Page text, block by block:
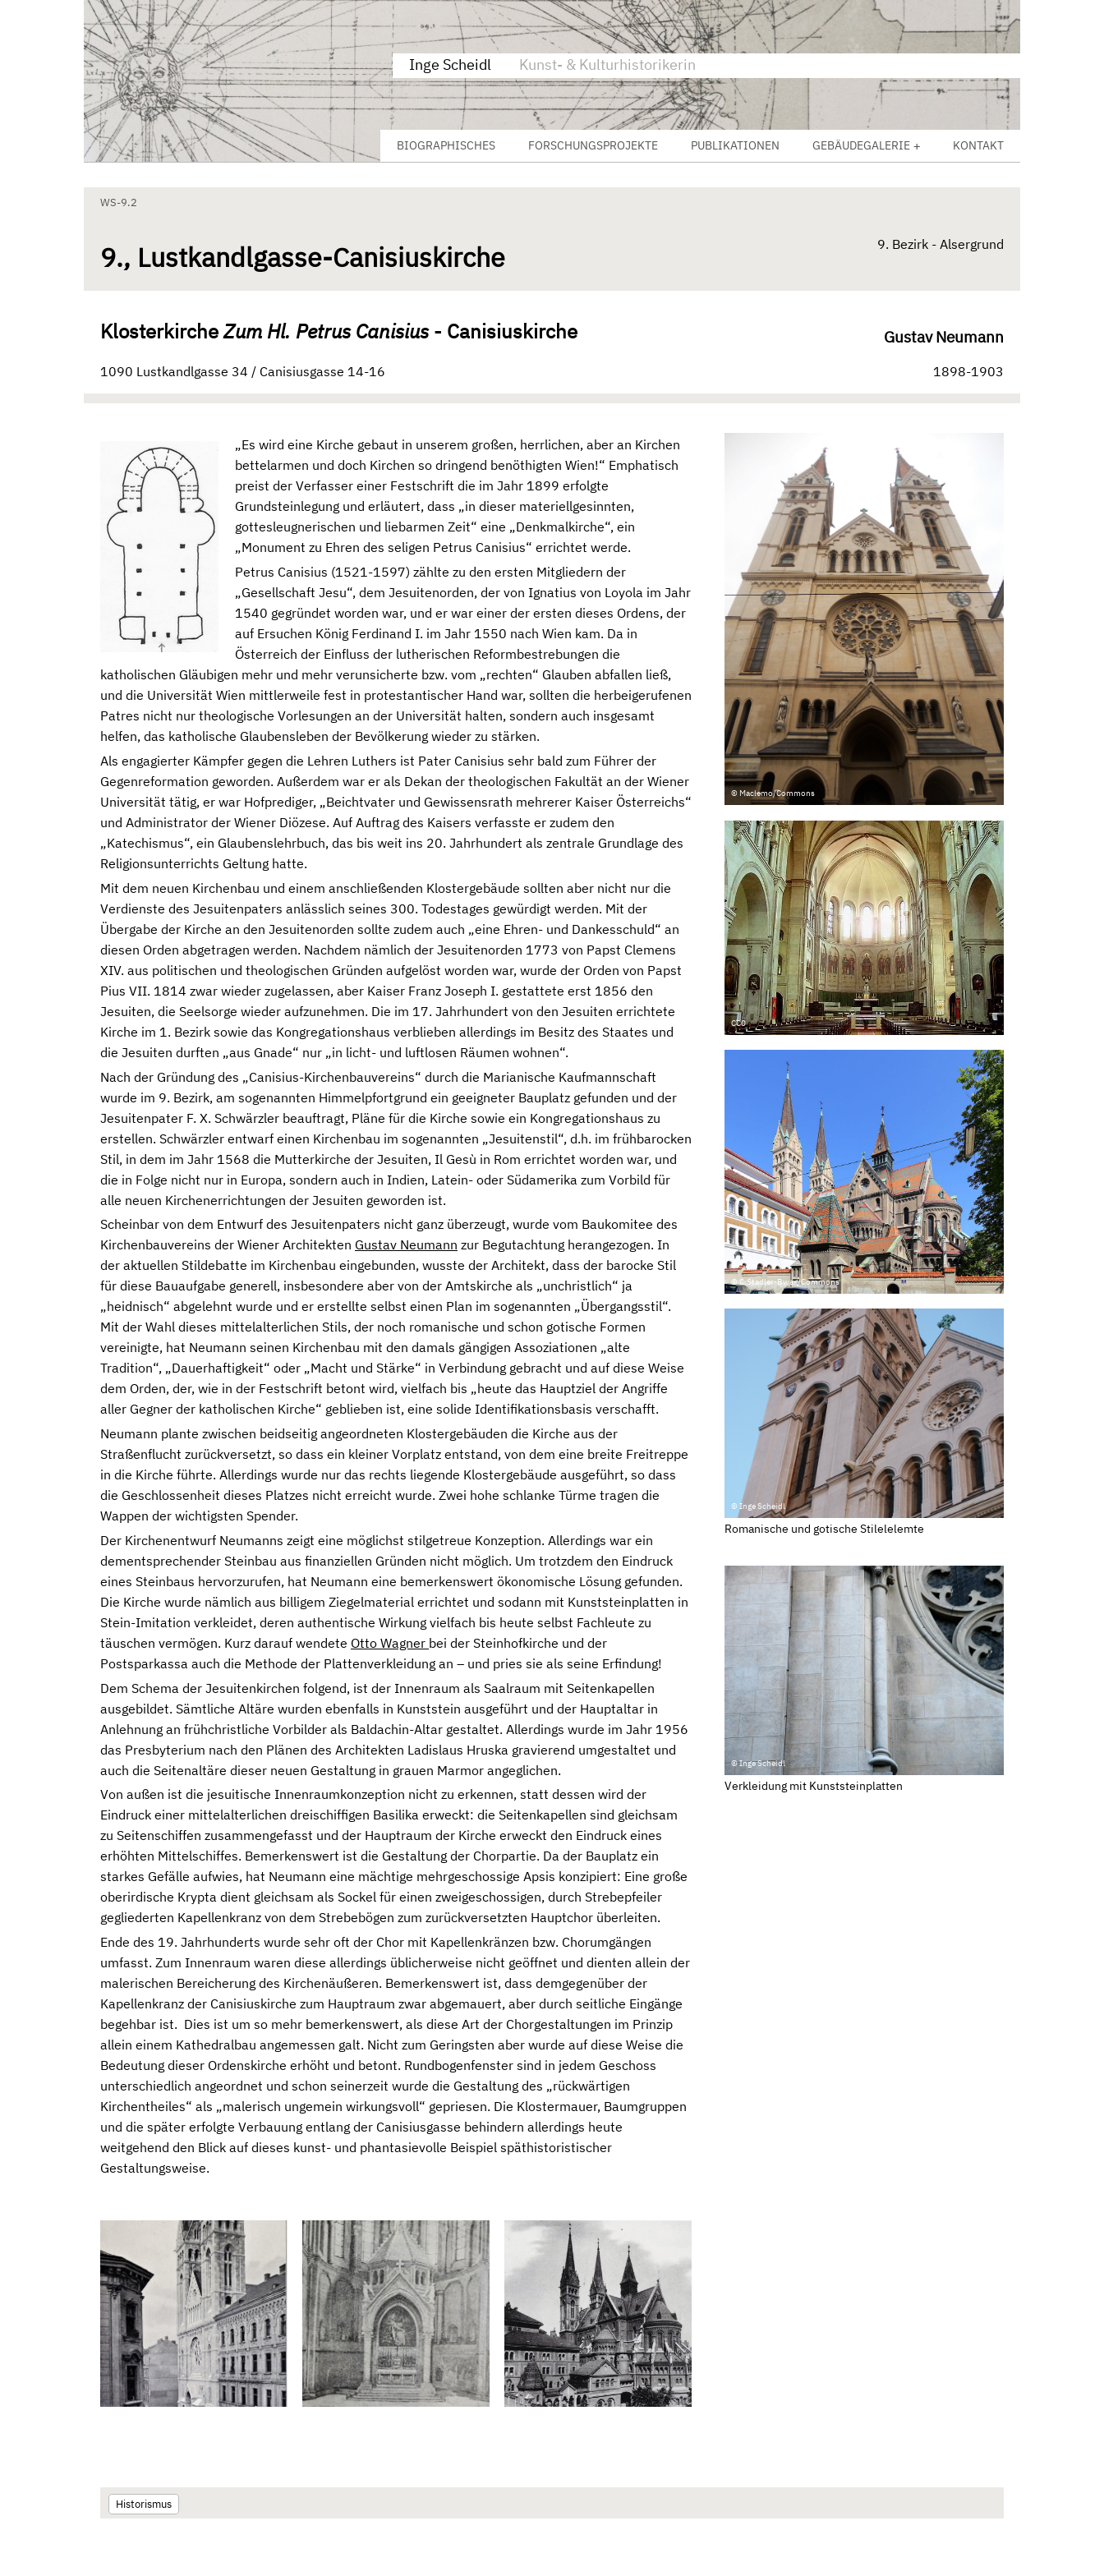
Zum Inhalt springen
Aktuelle Seite: 9., Lustkandlgasse-Canisiuskirche
Inge Scheidl Kunst- & Kulturhistorikerin
BIOGRAPHISCHES FORSCHUNGSPROJEKTE PUBLIKATIONEN GEBÄUDEGALERIE KONTAKT
WS-9.2
9., Lustkandlgasse-Canisiuskirche 9. Bezirk - Alsergrund
KlosterkircheZum Hl. Petrus Canisius- Canisiuskirche
1090 Lustkandlgasse 34 / Canisiusgasse 14-16
Gustav Neumann
1898-1903
„Es wird eine Kirche gebaut in unserem großen, herrlichen, aber an Kirchen
bettelarmen und doch Kirchen so dringend benöthigten Wien!“ Emphatisch
preist der Verfasser einer Festschrift die im Jahr 1899 erfolgte
Grundsteinlegung und erläutert, dass „in dieser materiellgesinnten,
gottesleugnerischen und liebarmen Zeit“ eine „Denkmalkirche“, ein
„Monument zu Ehren des seligen Petrus Canisius“ errichtet werde.
Petrus Canisius (1521-1597) zählte zu den ersten Mitgliedern der
„Gesellschaft Jesu“, dem Jesuitenorden, der von Ignatius von Loyola im Jahr
1540 gegründet worden war, und er war einer der ersten dieses Ordens, der
auf Ersuchen König Ferdinand I. im Jahr 1550 nach Wien kam. Da in
Österreich der Einfluss der lutherischen Reformbestrebungen die
katholischen Gläubigen mehr und mehr verunsicherte bzw. vom „rechten“ Glauben abfallen ließ,
und die Universität Wien mittlerweile fest in protestantischer Hand war, sollten die herbeigerufenen
Patres nicht nur theologische Vorlesungen an der Universität halten, sondern auch insgesamt
helfen, das katholische Glaubensleben der Bevölkerung wieder zu stärken.
Als engagierter Kämpfer gegen die Lehren Luthers ist Pater Canisius sehr bald zum Führer der
Gegenreformation geworden. Außerdem war er als Dekan der theologischen Fakultät an der Wiener
Universität tätig, er war Hofprediger, „Beichtvater und Gewissensrath mehrerer Kaiser Österreichs“
und Administrator der Wiener Diözese. Auf Auftrag des Kaisers verfasste er zudem den
„Katechismus“, ein Glaubenslehrbuch, das bis weit ins 20. Jahrhundert als zentrale Grundlage des
Religionsunterrichts Geltung hatte.
Mit dem neuen Kirchenbau und einem anschließenden Klostergebäude sollten aber nicht nur die
Verdienste des Jesuitenpaters anlässlich seines 300. Todestages gewürdigt werden. Mit der
Übergabe der Kirche an den Jesuitenorden sollte zudem auch „eine Ehren- und Dankesschuld“ an
diesen Orden abgetragen werden. Nachdem nämlich der Jesuitenorden 1773 von Papst Clemens
XIV. aus politischen und theologischen Gründen aufgelöst worden war, wurde der Orden von Papst
Pius VII. 1814 zwar wieder zugelassen, aber Kaiser Franz Joseph I. gestattete erst 1856 den
Jesuiten, die Seelsorge wieder aufzunehmen. Die im 17. Jahrhundert von den Jesuiten errichtete
Kirche im 1. Bezirk sowie das Kongregationshaus verblieben allerdings im Besitz des Staates und
die Jesuiten durften „aus Gnade“ nur „in licht- und luftlosen Räumen wohnen“.
Nach der Gründung des „Canisius-Kirchenbauvereins“ durch die Marianische Kaufmannschaft
wurde im 9. Bezirk, am sogenannten Himmelpfortgrund ein geeigneter Bauplatz gefunden und der
Jesuitenpater F. X. Schwärzler beauftragt, Pläne für die Kirche sowie ein Kongregationshaus zu
erstellen. Schwärzler entwarf einen Kirchenbau im sogenannten „Jesuitenstil“, d.h. im frühbarocken
Stil, in dem im Jahr 1568 die Mutterkirche der Jesuiten, Il Gesù in Rom errichtet worden war, und
die in Folge nicht nur in Europa, sondern auch in Indien, Latein- oder Südamerika zum Vorbild für
alle neuen Kirchenerrichtungen der Jesuiten geworden ist.
Scheinbar von dem Entwurf des Jesuitenpaters nicht ganz überzeugt, wurde vom Baukomitee des
Kirchenbauvereins der Wiener Architekten Gustav Neumann zur Begutachtung herangezogen. In
der aktuellen Stildebatte im Kirchenbau eingebunden, wusste der Architekt, dass der barocke Stil
für diese Bauaufgabe generell, insbesondere aber von der Amtskirche als „unchristlich“ ja
„heidnisch“ abgelehnt wurde und er erstellte selbst einen Plan im sogenannten „Übergangsstil“.
Mit der Wahl dieses mittelalterlichen Stils, der noch romanische und schon gotische Formen
vereinigte, hat Neumann seinen Kirchenbau mit den damals gängigen Assoziationen „alte
Tradition“, „Dauerhaftigkeit“ oder „Macht und Stärke“ in Verbindung gebracht und auf diese Weise
dem Orden, der, wie in der Festschrift betont wird, vielfach bis „heute das Hauptziel der Angriffe
aller Gegner der katholischen Kirche“ geblieben ist, eine solide Identifikationsbasis verschafft.
Neumann plante zwischen beidseitig angeordneten Klostergebäuden die Kirche aus der
Straßenflucht zurückversetzt, so dass ein kleiner Vorplatz entstand, von dem eine breite Freitreppe
in die Kirche führte. Allerdings wurde nur das rechts liegende Klostergebäude ausgeführt, so dass
die Geschlossenheit dieses Platzes nicht erreicht wurde. Zwei hohe schlanke Türme tragen die
Wappen der wichtigsten Spender.
Der Kirchenentwurf Neumanns zeigt eine möglichst stilgetreue Konzeption. Allerdings war ein
dementsprechender Steinbau aus finanziellen Gründen nicht möglich. Um trotzdem den Eindruck
eines Steinbaus hervorzurufen, hat Neumann eine bemerkenswert ökonomische Lösung gefunden.
Die Kirche wurde nämlich aus billigem Ziegelmaterial errichtet und sodann mit Kunststeinplatten in
Stein-Imitation verkleidet, deren authentische Wirkung vielfach bis heute selbst Fachleute zu
täuschen vermögen. Kurz darauf wendete Otto Wagner bei der Steinhofkirche und der
Postsparkassa auch die Methode der Plattenverkleidung an – und pries sie als seine Erfindung!
Dem Schema der Jesuitenkirchen folgend, ist der Innenraum als Saalraum mit Seitenkapellen
ausgebildet. Sämtliche Altäre wurden ebenfalls in Kunststein ausgeführt und der Hauptaltar in
Anlehnung an frühchristliche Vorbilder als Baldachin-Altar gestaltet. Allerdings wurde im Jahr 1956
das Presbyterium nach den Plänen des Architekten Ladislaus Hruska gravierend umgestaltet und
auch die Seitenaltäre dieser neuen Gestaltung in grauen Marmor angeglichen.
Von außen ist die jesuitische Innenraumkonzeption nicht zu erkennen, statt dessen wird der
Eindruck einer mittelalterlichen dreischiffigen Basilika erweckt: die Seitenkapellen sind gleichsam
zu Seitenschiffen zusammengefasst und der Hauptraum der Kirche erweckt den Eindruck eines
erhöhten Mittelschiffes. Bemerkenswert ist die Gestaltung der Chorpartie. Da der Bauplatz ein
starkes Gefälle aufwies, hat Neumann eine mächtige mehrgeschossige Apsis konzipiert: Eine große
oberirdische Krypta dient gleichsam als Sockel für einen zweigeschossigen, durch Strebepfeiler
gegliederten Kapellenkranz von dem Strebebögen zum zurückversetzten Hauptchor überleiten.
Ende des 19. Jahrhunderts wurde sehr oft der Chor mit Kapellenkränzen bzw. Chorumgängen
umfasst. Zum Innenraum waren diese allerdings üblicherweise nicht geöffnet und dienten allein der
malerischen Bereicherung des Kirchenäußeren. Bemerkenswert ist, dass demgegenüber der
Kapellenkranz der Canisiuskirche zum Hauptraum zwar abgemauert, aber durch seitliche Eingänge
begehbar ist. Dies ist um so mehr bemerkenswert, als diese Art der Chorgestaltungen im Prinzip
allein einem Kathedralbau angemessen galt. Nicht zum Geringsten aber wurde auf diese Weise die
Bedeutung dieser Ordenskirche erhöht und betont. Rundbogenfenster sind in jedem Geschoss
unterschiedlich angeordnet und schon seinerzeit wurde die Gestaltung des „rückwärtigen
Kirchentheiles“ als „malerisch ungemein wirkungsvoll“ gepriesen. Die Klostermauer, Baumgruppen
und die später erfolgte Verbauung entlang der Canisiusgasse behindern allerdings heute
weitgehend den Blick auf dieses kunst- und phantasievolle Beispiel späthistoristischer
Gestaltungsweise.
© Maclemo/Commons
CC0
© C.Stadler-Bwag/Commons
© Inge Scheidl
Romanische und gotische Stilelelemte
© Inge Scheidl
Verkleidung mit Kunststeinplatten
Historismus